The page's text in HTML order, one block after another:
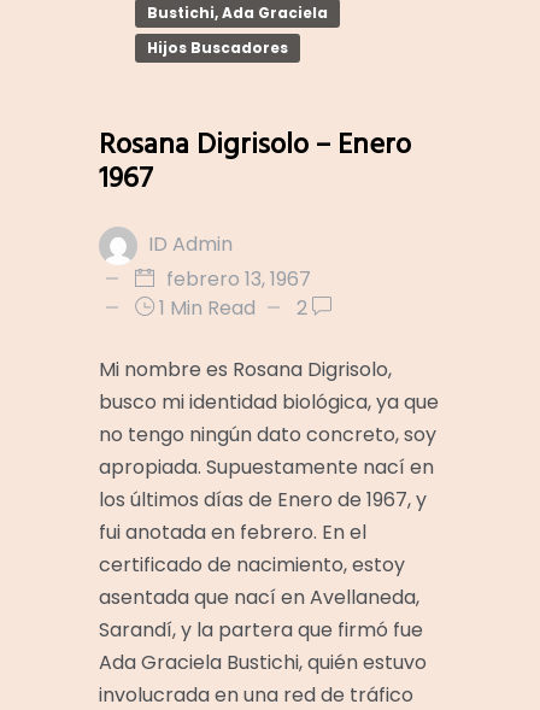
Bustichi, Ada Graciela
Hijos Buscadores
Rosana Digrisolo – Enero
1967
ID Admin
febrero 13, 1967
1 Min Read
2
Mi nombre es Rosana Digrisolo,
busco mi identidad biológica, ya que
no tengo ningún dato concreto, soy
apropiada. Supuestamente nací en
los últimos días de Enero de 1967, y
fui anotada en febrero. En el
certificado de nacimiento, estoy
asentada que nací en Avellaneda,
Sarandí, y la partera que firmó fue
Ada Graciela Bustichi, quién estuvo
involucrada en una red de tráfico